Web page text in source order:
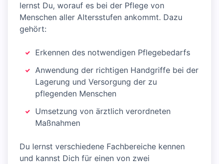
lernst Du, worauf es bei der Pflege von
Menschen aller Altersstufen ankommt. Dazu
gehört:
Erkennen des notwendigen Pflegebedarfs
Anwendung der richtigen Handgriffe bei der
Lagerung und Versorgung der zu
pflegenden Menschen
Umsetzung von ärztlich verordneten
Maßnahmen
Du lernst verschiedene Fachbereiche kennen
und kannst Dich für einen von zwei